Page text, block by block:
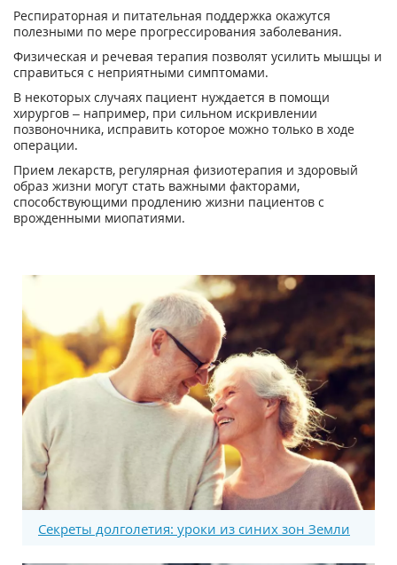
Респираторная и питательная поддержка окажутся
полезными по мере прогрессирования заболевания.
Физическая и речевая терапия позволят усилить мышцы и
справиться с неприятными симптомами.
В некоторых случаях пациент нуждается в помощи
хирургов – например, при сильном искривлении
позвоночника, исправить которое можно только в ходе
операции.
Прием лекарств, регулярная физиотерапия и здоровый
образ жизни могут стать важными факторами,
способствующими продлению жизни пациентов с
врожденными миопатиями.
Секреты долголетия: уроки из синих зон Земли